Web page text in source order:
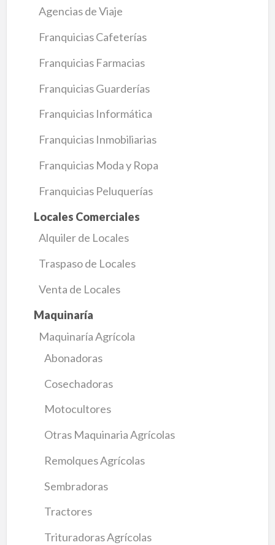
Agencias de Viaje
Franquicias Cafeterías
Franquicias Farmacias
Franquicias Guarderías
Franquicias Informática
Franquicias Inmobiliarias
Franquicias Moda y Ropa
Franquicias Peluquerías
Locales Comerciales
Alquiler de Locales
Traspaso de Locales
Venta de Locales
Maquinaría
Maquinaría Agrícola
Abonadoras
Cosechadoras
Motocultores
Otras Maquinaria Agrícolas
Remolques Agrícolas
Sembradoras
Tractores
Trituradoras Agrícolas